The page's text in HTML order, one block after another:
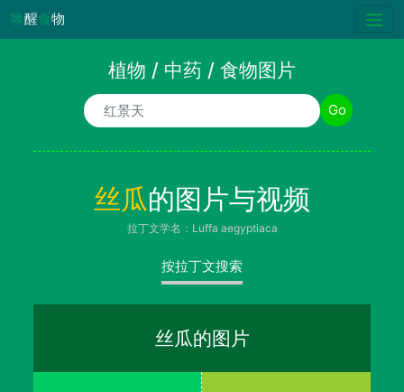
唤醒食物
植物 / 中药 / 食物图片
植物/中药/食物名称 Go
丝瓜的图片与视频
拉丁文学名：Luffa aegyptiaca
按拉丁文搜索
丝瓜的图片